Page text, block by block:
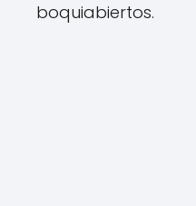
boquiabiertos.